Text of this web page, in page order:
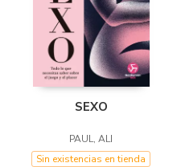
SEXO
PAUL, ALI
Sin existencias en tienda